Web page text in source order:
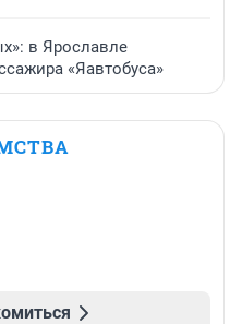
в Ярославле
«Яавтобуса»